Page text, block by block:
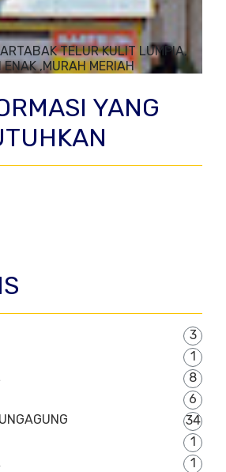
TELUR KULIT LUMPIA,
ENAK ,MURAH MERIAH
YANG
3
1
8
6
34
1
1